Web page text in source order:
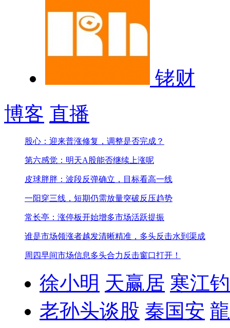
铑财
博客 直播
股心：迎来普涨修复，调整是否完成？
第六感觉：明天A股能否继续上涨呢
皮球胖胖：波段反弹确立，目标看高一线
一阳穿三线，短期仍需放量突破反压趋势
常长亭：涨停板开始增多市场活跃提振
谁是市场领涨者越发清晰精准，多头反击水到渠成
周四早间市场信息多头合力反击窗口打开！
徐小明 天赢居 寒江
老孙头谈股 秦国安